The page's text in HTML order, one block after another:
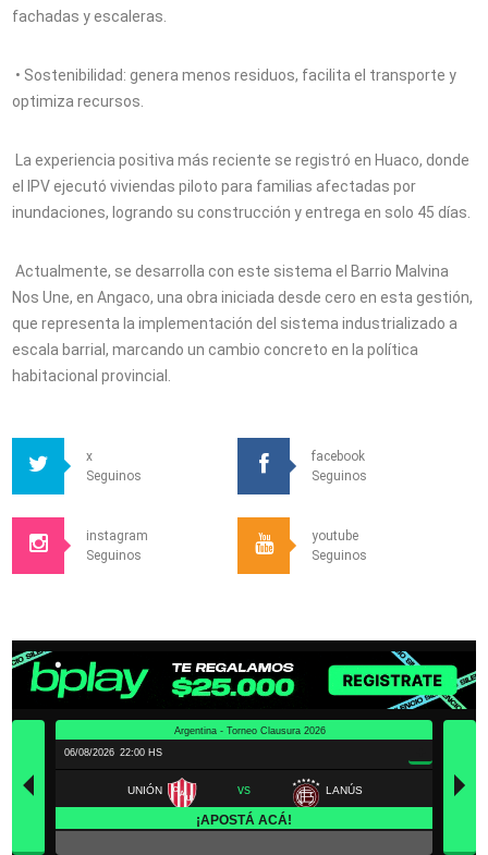
fachadas y escaleras.
• Sostenibilidad: genera menos residuos, facilita el transporte y
optimiza recursos.
La experiencia positiva más reciente se registró en Huaco, donde
el IPV ejecutó viviendas piloto para familias afectadas por
inundaciones, logrando su construcción y entrega en solo 45 días.
Actualmente, se desarrolla con este sistema el Barrio Malvina
Nos Une, en Angaco, una obra iniciada desde cero en esta gestión,
que representa la implementación del sistema industrializado a
escala barrial, marcando un cambio concreto en la política
habitacional provincial.
x
Seguinos
facebook
Seguinos
instagram
Seguinos
youtube
Seguinos